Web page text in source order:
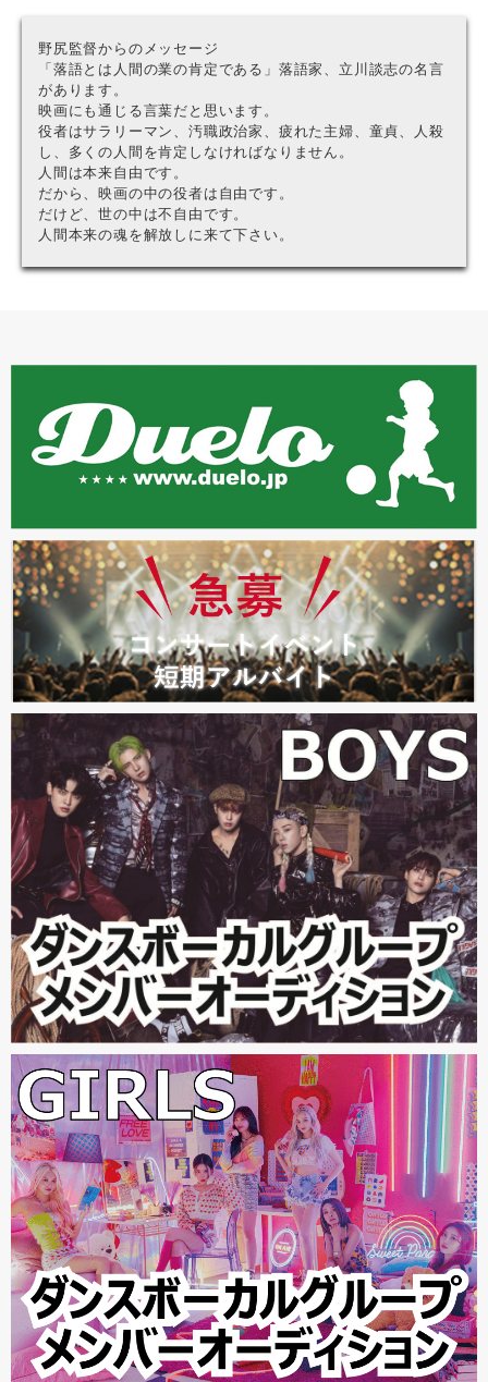
野尻監督からのメッセージ
「落語とは人間の業の肯定である」落語家、立川談志の名言
があります。
映画にも通じる言葉だと思います。
役者はサラリーマン、汚職政治家、疲れた主婦、童貞、人殺
し、多くの人間を肯定しなければなりません。
人間は本来自由です。
だから、映画の中の役者は自由です。
だけど、世の中は不自由です。
人間本来の魂を解放しに来て下さい。